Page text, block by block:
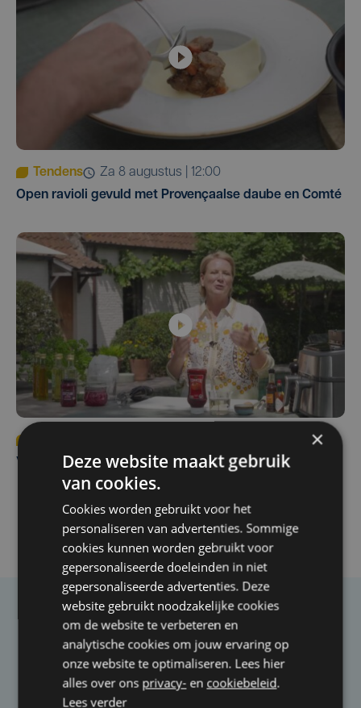
Tendens
za 8 augustus | 12:00
Open ravioli gevuld met Provençaalse daube en Comté
Vitello Tonnato 2.0
Taalfout opgemerkt?
Heb je een taal- of schrijffout opgemerkt in dit
artikel?
×
Deze website maakt gebruik
van cookies.
Cookies worden gebruikt voor het
personaliseren van advertenties. Sommige
cookies kunnen worden gebruikt voor
gepersonaliseerde doeleinden in niet
gepersonaliseerde advertenties. Deze
website gebruikt noodzakelijke cookies
om de website te verbeteren en
analytische cookies om jouw ervaring op
onze website te optimaliseren. Lees hier
alles over ons privacy- en cookiebeleid.
Lees verder